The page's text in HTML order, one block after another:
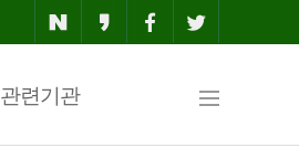
관련기관